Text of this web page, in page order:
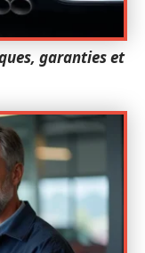
garanties et